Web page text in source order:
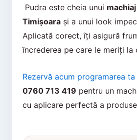
Pudra este cheia unui
Timișoarași a unui look
Aplicată corect, îți asigură
încrederea pe care le meriți la
Rezervă acum programarea ta
0760 713 419 pentru un
cu aplicare perfectă a